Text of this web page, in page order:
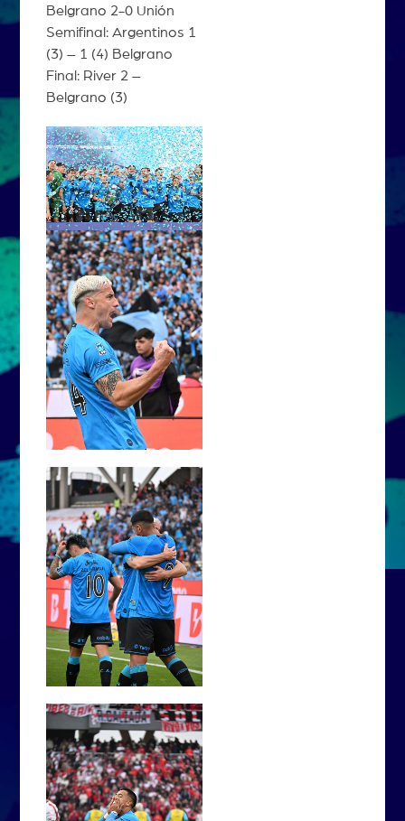
Belgrano 2-0 Unión
Semifinal: Argentinos 1
(3) – 1 (4) Belgrano
Final: River 2 –
Belgrano (3)